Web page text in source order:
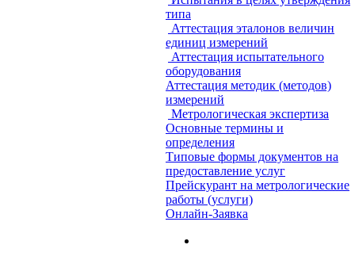
типа
Аттестация эталонов величин
единиц измерений
Аттестация испытательного
оборудования
Аттестация методик (методов)
измерений
Метрологическая экспертиза
Основные термины и
определения
Типовые формы документов на
предоставление услуг
Прейскурант на метрологические
работы (услуги)
Онлайн-Заявка